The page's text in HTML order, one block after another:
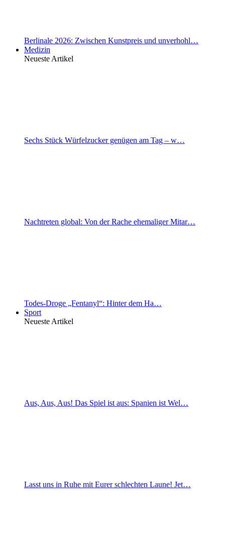
Berlinale 2026: Zwischen Kunstpreis und unverhohl…
Medizin
Neueste Artikel
Sechs Stück Würfelzucker genügen am Tag – w…
Nachtreten global: Von der Rache ehemaliger Mitar…
Todes-Droge „Fentanyl“: Hinter dem Ha…
Sport
Neueste Artikel
Aus, Aus, Aus! Das Spiel ist aus: Spanien ist Wel…
Lasst uns in Ruhe mit Eurer schlechten Laune! Jet…